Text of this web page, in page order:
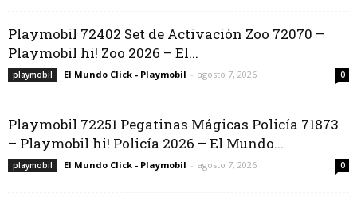
Playmobil 72402 Set de Activación Zoo 72070 –
Playmobil hi! Zoo 2026 – El...
playmobil El Mundo Click - Playmobil - agosto 7, 2026 0
Playmobil 72251 Pegatinas Mágicas Policía 71873
– Playmobil hi! Policía 2026 – El Mundo...
playmobil El Mundo Click - Playmobil - agosto 7, 2026 0